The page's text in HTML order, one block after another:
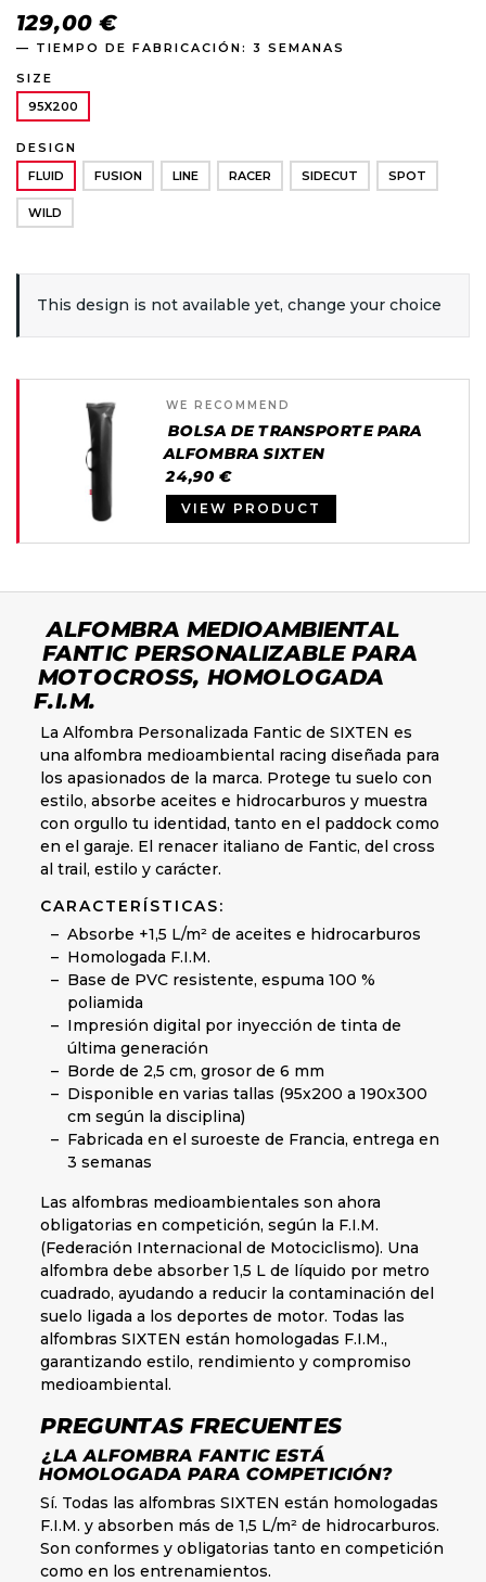
129,00 €
— TIEMPO DE FABRICACIÓN: 3 SEMANAS
SIZE
95X200
DESIGN
FLUID
FUSION LINE RACER SIDECUT SPOT
WILD
This design is not available yet, change your choice
WE RECOMMEND
BOLSA DE TRANSPORTE PARA
ALFOMBRA SIXTEN
24,90 €
VIEW PRODUCT
ALFOMBRA MEDIOAMBIENTAL
FANTIC PERSONALIZABLE PARA
MOTOCROSS, HOMOLOGADA
F.I.M.
La Alfombra Personalizada Fantic de SIXTEN es
una alfombra medioambiental racing diseñada para
los apasionados de la marca. Protege tu suelo con
estilo, absorbe aceites e hidrocarburos y muestra
con orgullo tu identidad, tanto en el paddock como
en el garaje. El renacer italiano de Fantic, del cross
al trail, estilo y carácter.
CARACTERÍSTICAS:
Absorbe +1,5 L/m² de aceites e hidrocarburos
Homologada F.I.M.
Base de PVC resistente, espuma 100 %
poliamida
Impresión digital por inyección de tinta de
última generación
Borde de 2,5 cm, grosor de 6 mm
Disponible en varias tallas (95x200 a 190x300
cm según la disciplina)
Fabricada en el suroeste de Francia, entrega en
3 semanas
Las alfombras medioambientales son ahora
obligatorias en competición, según la F.I.M.
(Federación Internacional de Motociclismo). Una
alfombra debe absorber 1,5 L de líquido por metro
cuadrado, ayudando a reducir la contaminación del
suelo ligada a los deportes de motor. Todas las
alfombras SIXTEN están homologadas F.I.M.,
garantizando estilo, rendimiento y compromiso
medioambiental.
PREGUNTAS FRECUENTES
¿LA ALFOMBRA FANTIC ESTÁ
HOMOLOGADA PARA COMPETICIÓN?
Sí. Todas las alfombras SIXTEN están homologadas
F.I.M. y absorben más de 1,5 L/m² de hidrocarburos.
Son conformes y obligatorias tanto en competición
como en los entrenamientos.